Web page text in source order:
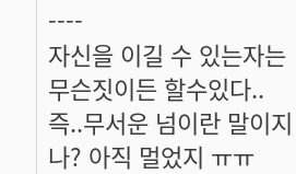
----
자신을 이길 수 있는자는
무슨짓이든 할수있다..
즉..무서운 넘이란 말이
나? 아직 멀었지 ㅠㅠ